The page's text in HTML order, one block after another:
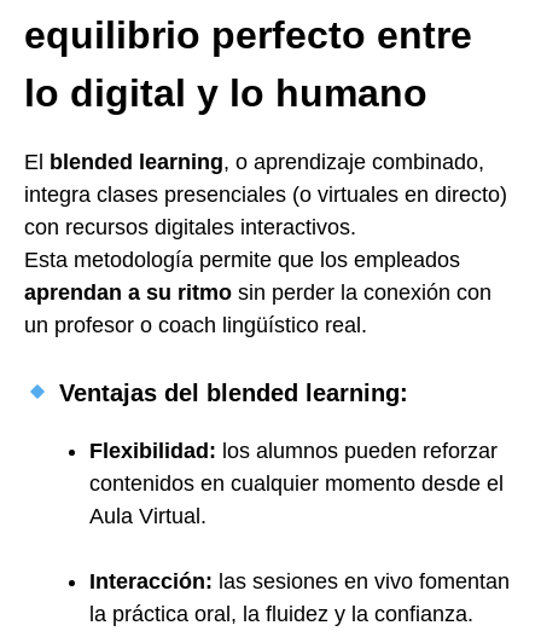
equilibrio perfecto entre
lo digital y lo humano
El blended learning, o aprendizaje combinado,
integra clases presenciales (o virtuales en directo)
con recursos digitales interactivos.
Esta metodología permite que los empleados
aprendan a su ritmo sin perder la conexión con
un profesor o coach lingüístico real.
Ventajas del blended learning:
Flexibilidad: los alumnos pueden reforzar
contenidos en cualquier momento desde el
Aula Virtual.
Interacción: las sesiones en vivo fomentan
la práctica oral, la fluidez y la confianza.